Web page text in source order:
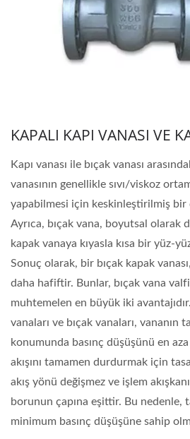
KAPALI KAPI VANASI VE
Kapı vanası ile bıçak vanası
vanasının genellikle sıvı/viskoz
yapabilmesi için keskinleştirilmiş bir
Ayrıca, bıçak vana, boyutsal olarak
kapak vanaya kıyasla kısa bir yüz-
Sonuç olarak, bir bıçak kapak
daha hafiftir. Bunlar, bıçak vana
muhtemelen en büyük iki
vanaları ve bıçak vanaları, vananın
konumunda basınç düşüşünü en
akışını tamamen durdurmak için
akış yönü değişmez ve işlem
borunun çapına eşittir. Bu nedenle,
minimum basınç düşüşüne sahip